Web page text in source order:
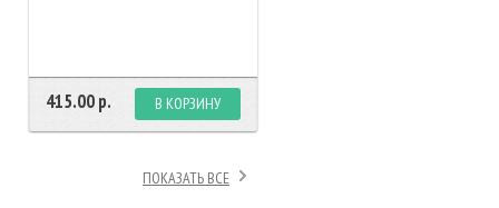
415.00 р. В КОРЗИНУ
ПОКАЗАТЬ ВСЕ